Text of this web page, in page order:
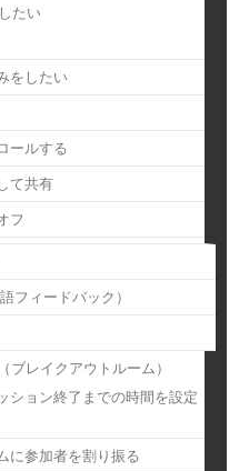
たい
をしたい
ールする
て共有
フ
フィードバック）
ブレイクアウトルーム）
ション終了までの時間を設定
に参加者を割り振る